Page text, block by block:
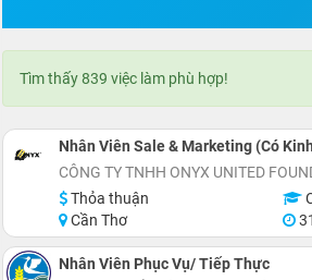
Tìm thấy 839 việc làm phù hợp!
Nhân Viên Sale & Marketing (Có
CÔNG TY TNHH ONYX UNITED
Thỏa thuận
Cần Thơ
Nhân Viên Phục Vụ/ Tiếp Thực